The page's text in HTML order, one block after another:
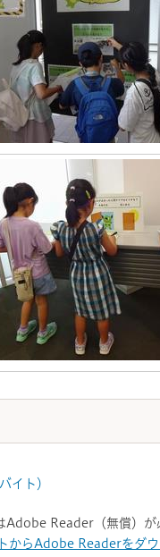
イト）
Adobe Reader（無償）
からAdobe Readerをダウ